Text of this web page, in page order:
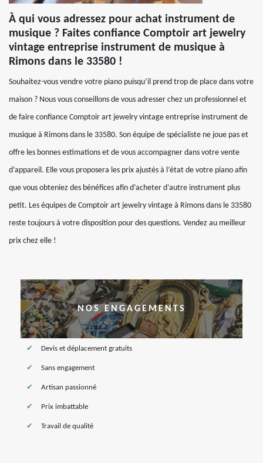
À qui vous adressez pour achat instrument de
musique ? Faites confiance Comptoir art jewelry
vintage entreprise instrument de musique à
Rimons dans le 33580 !
Souhaitez-vous vendre votre piano puisqu’il prend trop de place dans votre
maison ? Nous vous conseillons de vous adresser chez un professionnel et
de faire confiance Comptoir art jewelry vintage entreprise instrument de
musique à Rimons dans le 33580. Son équipe de spécialiste ne joue pas et
offre les bonnes estimations et de vous accompagner dans votre vente
d’appareil. Elle vous proposera les prix ajustés à l’état de votre piano afin
que vous obteniez des bénéfices afin d’acheter d’autre instrument plus
petit. Les équipes de Comptoir art jewelry vintage à Rimons dans le 33580
reste toujours à votre disposition pour des questions. Vendez au meilleur
prix chez elle !
NOS ENGAGEMENTS
Devis et déplacement gratuits
Sans engagement
Artisan passionné
Prix imbattable
Travail de qualité